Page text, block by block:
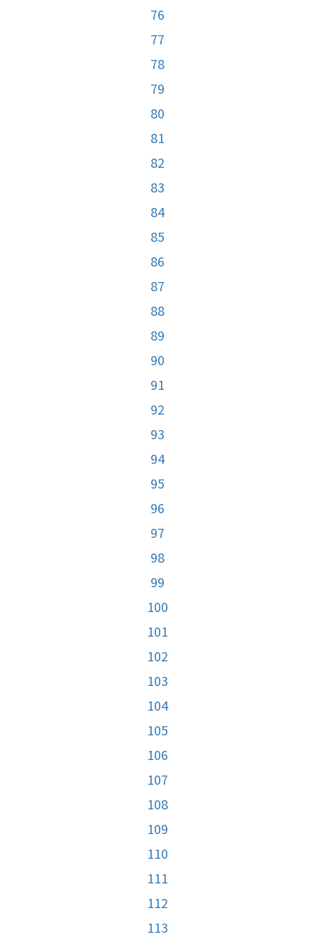
76
77
78
79
80
81
82
83
84
85
86
87
88
89
90
91
92
93
94
95
96
97
98
99
100
101
102
103
104
105
106
107
108
109
110
111
112
113